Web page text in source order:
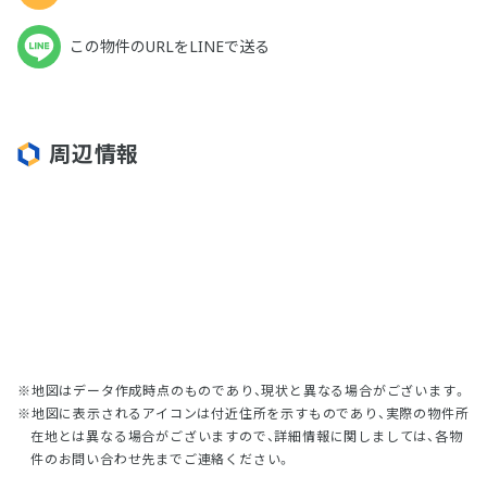
この物件のURLをLINEで送る
周辺情報
地図はデータ作成時点のものであり、現状と異なる場合がございます。
地図に表示されるアイコンは付近住所を示すものであり、実際の物件所
在地とは異なる場合がございますので、詳細情報に関しましては、各物
件のお問い合わせ先までご連絡ください。